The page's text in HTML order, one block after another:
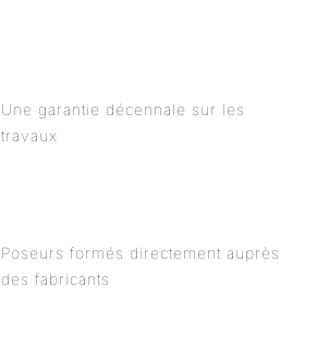
Poseurs formés directement auprès
des fabricants
Une garantie décennale sur les
travaux